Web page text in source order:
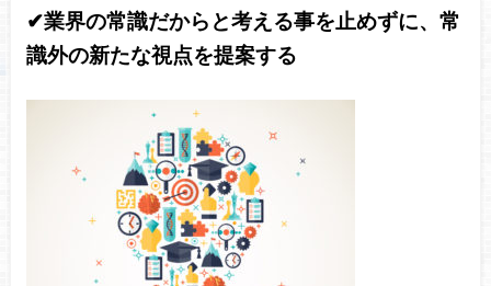
✔︎業界の常識だからと考える事を止めずに、常
識外の新たな視点を提案する